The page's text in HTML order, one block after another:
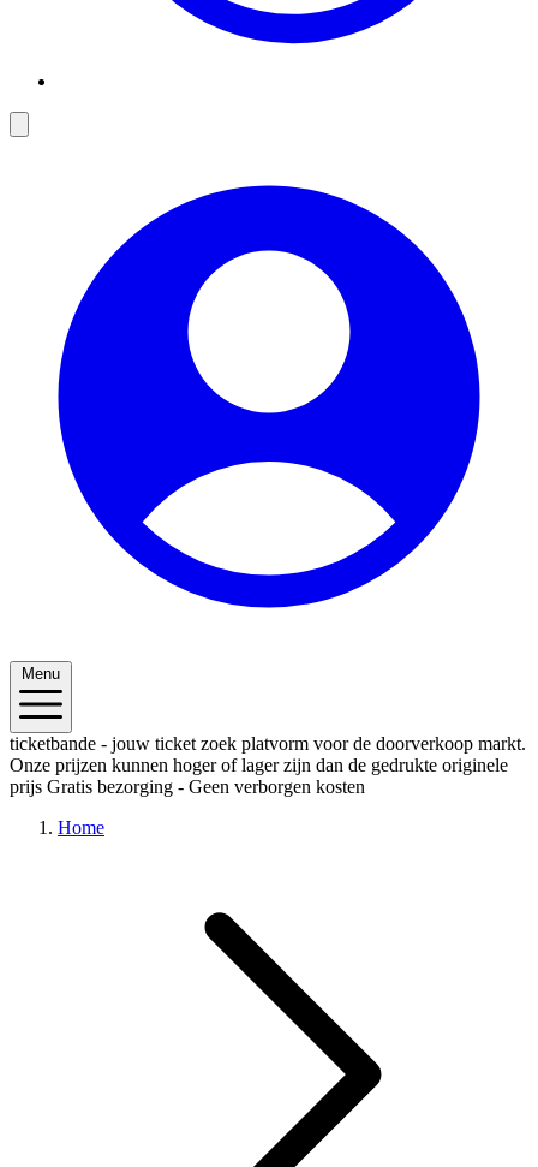
Menu
ticketbande - jouw ticket zoek platvorm voor de doorverkoop markt.
Onze prijzen kunnen hoger of lager zijn dan de gedrukte originele
prijs Gratis bezorging - Geen verborgen kosten
Home